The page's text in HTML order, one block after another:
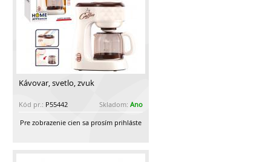
Kávovar, svetlo, zvuk
Kód pr.: P55442 Skladom: Ano
Pre zobrazenie cien sa prosím prihláste